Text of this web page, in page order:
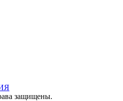
защищены.